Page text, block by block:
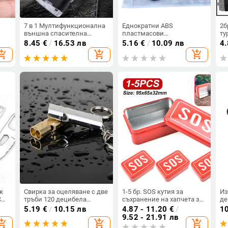
7 в 1 Мултифункционална
външна спасителна
свирка Къмпинг
Преносима спешна SOS
свирка със светодиодна
светлина Термометър
Компас
8.45 € / 16.53 лв
add_shopping_cart
Еднократни ABS
пластмасови
хемостатични щипки
Хирургически щипки
Ourdoor Инструменти за
Медицински клещи
5.16 € / 10.09 лв
add_shopping_cart
Свирка за оцеляване с две
тръби 120 децибела
Преносима свирка от
неръждаема стомана
Туризъм на открито
5.19 € / 10.15 лв
add_shopping_cart
1-5 бр. SOS кутия за
съхранение на хапчета за
лекарства, контейнер с
капак за комплекти
екипировка за оцеляване
4.87 - 11.20 € /
9.52 - 21.91 лв
add_shopping_cart